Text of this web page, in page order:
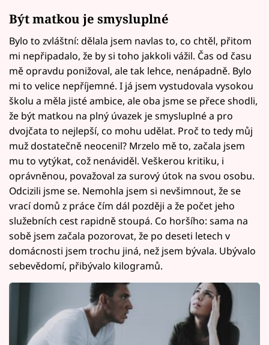
Být matkou je smysluplné
Bylo to zvláštní: dělala jsem navlas to, co chtěl, přitom
mi nepřipadalo, že by si toho jakkoli vážil. Čas od času
mě opravdu ponižoval, ale tak lehce, nenápadně. Bylo
mi to velice nepříjemné. I já jsem vystudovala vysokou
školu a měla jisté ambice, ale oba jsme se přece shodli,
že být matkou na plný úvazek je smysluplné a pro
dvojčata to nejlepší, co mohu udělat. Proč to tedy můj
muž dostatečně neocenil? Mrzelo mě to, začala jsem
mu to vytýkat, což nenáviděl. Veškerou kritiku, i
oprávněnou, považoval za surový útok na svou osobu.
Odcizili jsme se. Nemohla jsem si nevšimnout, že se
vrací domů z práce čím dál později a že počet jeho
služebních cest rapidně stoupá. Co horšího: sama na
sobě jsem začala pozorovat, že po deseti letech v
domácnosti jsem trochu jiná, než jsem bývala. Ubývalo
sebevědomí, přibývalo kilogramů.